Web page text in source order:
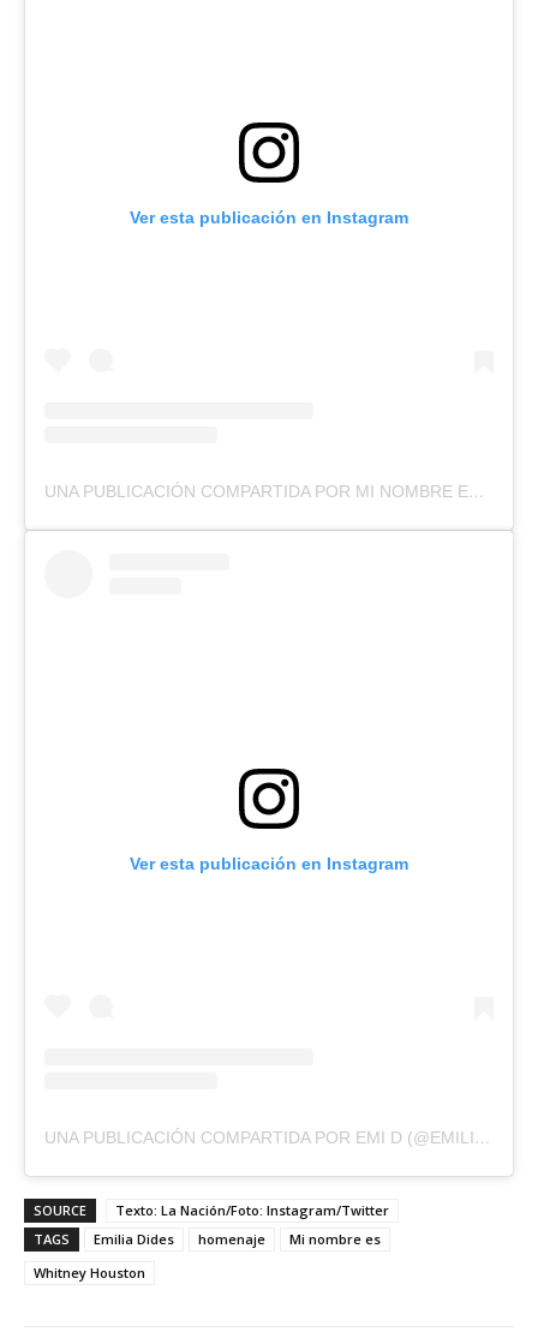
Ver esta publicación en Instagram
UNA PUBLICACIÓN COMPARTIDA POR MI NOMBRE ES (@MINOMBREESTVN)
Ver esta publicación en Instagram
UNA PUBLICACIÓN COMPARTIDA POR EMI D (@EMILIADIDES)
SOURCE
Texto: La Nación/Foto: Instagram/Twitter
TAGS
Emilia Dides homenaje
Mi nombre es
Whitney Houston